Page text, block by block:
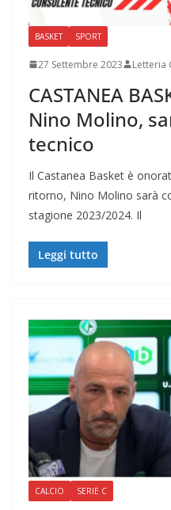
BASKET SPORT
27 Settembre 2023 Letteria
CASTANEA
Nino Molino,
tecnico
Il Castanea Basket è
ritorno, Nino Molino sarà
stagione 2023/2024. Il
Leggi tutto
CALCIO SERIE C